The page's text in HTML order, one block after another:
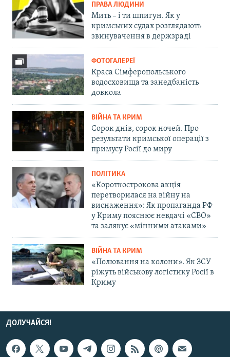
ПРАВА ЛЮДИНИ
Мить – і ти шпигун. Як у
кримських судах розглядають
звинувачення в держзраді
ФОТОГАЛЕРЕЇ
Краса Сімферопольського
водосховища та занедбаність
довкола
ВІЙНА ТА КРИМ
Сорок днів, сорок ночей. Про
результати кримської операції з
примусу Росії до миру
ПОЛІТИКА
«Короткострокова акція
перетворилася на війну на
виснаження»: Як пропаганда РФ
у Криму пояснює невдачі «СВО»
та залякує «мінними атаками»
ВІЙНА ТА КРИМ
«Полювання на колони». Як ЗСУ
ріжуть військову логістику Росії в
Криму
ДОЛУЧАЙСЯ!